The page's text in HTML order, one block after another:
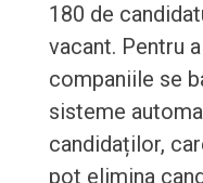
180 de
vacant. Pentru
companiile se
sisteme
candidaților,
pot elimina